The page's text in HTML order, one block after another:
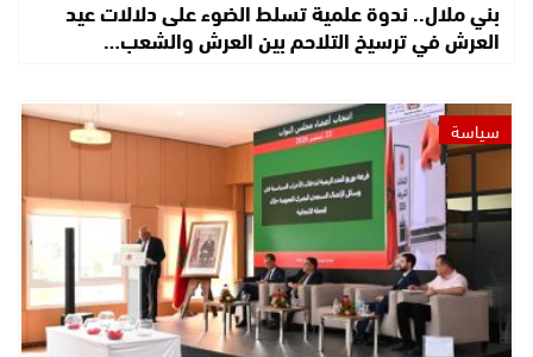
بني ملال.. ندوة علمية تسلط الضوء على دلالات عيد
العرش في ترسيخ التلاحم بين العرش والشعب…
سياسة